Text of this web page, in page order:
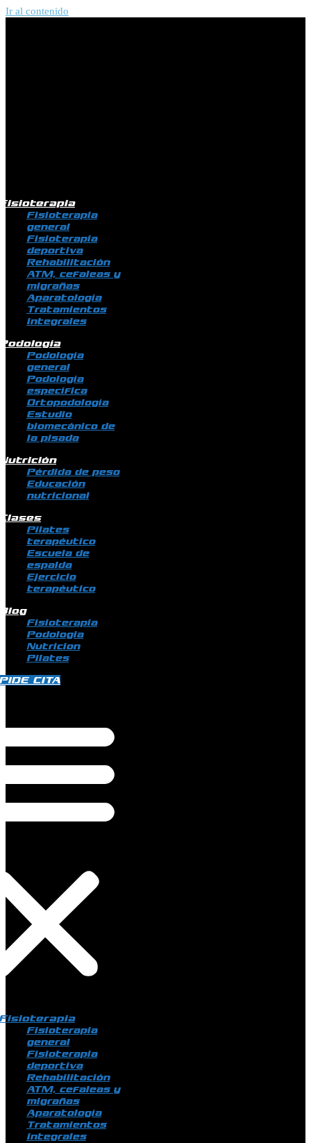
Ir al contenido
Fisioterapia
general
Fisioterapia
deportiva
Rehabilitación
ATM, cefaleas y
migrañas
Aparatología
Tratamientos
integrales
Podología
general
Podología
específica
Ortopodología
Estudio
biomecánico de
la pisada
Pérdida de peso
Educación
nutricional
Pilates
terapéutico
Escuela de
espalda
Ejercicio
terapéutico
Fisioterapia
Podologia
Nutricion
Pilates
CITA
Fisioterapia
general
Fisioterapia
deportiva
Rehabilitación
ATM, cefaleas y
migrañas
Aparatología
Tratamientos
integrales